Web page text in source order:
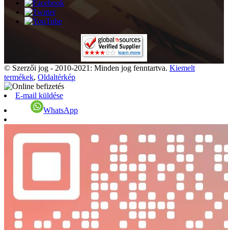
© Szerzői jog - 2010-2021: Minden jog fenntartva. Kiemelt
termékek, Oldaltérkép
E-mail küldése
WhatsApp